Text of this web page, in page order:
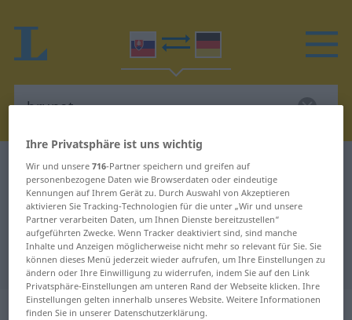
Slowakisch-Deutsch Wörterbuch brunet
Slowakisch-Deutsch Übersetzung
für "brunet"
"brunet" Deutsch Übersetzung
„brunet“: maskulin
Ihre Privatsphäre ist uns wichtig
Wir und unsere716-Partner speichern und greifen auf
personenbezogene Daten wie Browserdaten oder eindeutige
Kennungen auf Ihrem Gerät zu. Durch Auswahl von Akzeptieren
aktivieren Sie Tracking-Technologien für die unter „Wir und unsere
Partner verarbeiten Daten, um Ihnen Dienste bereitzustellen“
aufgeführten Zwecke. Wenn Tracker deaktiviert sind, sind manche
Inhalte und Anzeigen möglicherweise nicht mehr so relevant für Sie. Sie
können dieses Menü jederzeit wieder aufrufen, um Ihre Einstellungen zu
ändern oder Ihre Einwilligung zu widerrufen, indem Sie auf den Link
Privatsphäre-Einstellungen am unteren Rand der Webseite klicken. Ihre
Einstellungen gelten innerhalb unseres Website. Weitere Informationen
finden Sie in unserer Datenschutzerklärung.